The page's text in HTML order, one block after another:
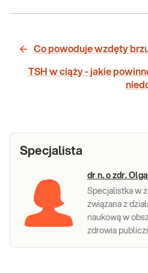
Co powoduje wzdęty
TSH w ciąży - jakie
Specjalista
dr n. o zdr.
Specjalistka w
związana z
naukową w
zdrowia